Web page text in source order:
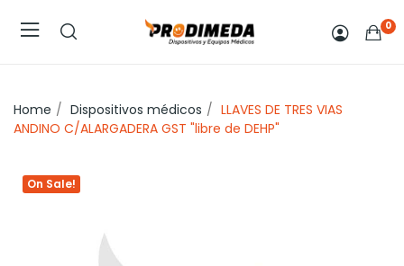
0
Home Dispositivos médicos
LLAVES DE TRES VIAS
ANDINO C/ALARGADERA GST "libre de DEHP"
On Sale!